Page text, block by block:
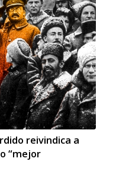
reivindica a
“mejor